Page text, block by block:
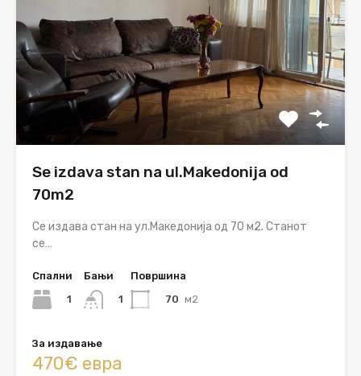
Se izdava stan na ul.Makedonija od
70m2
Се издава стан на ул.Македонија од 70 м2. Станот
се…
Спални
1
Бањи
1
Површина
70 м2
За издавање
470€ евра